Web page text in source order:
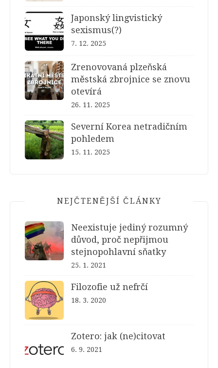
Japonský lingvistický
sexismus(?)
7. 12. 2025
Zrenovovaná plzeňská
městská zbrojnice se znovu
otevírá
26. 11. 2025
Severní Korea netradičním
pohledem
15. 11. 2025
NEJČTENĚJŠÍ ČLÁNKY
Neexistuje jediný rozumný
důvod, proč nepřijmou
stejnopohlavní sňatky
25. 1. 2021
Filozofie už nefrčí
18. 3. 2020
Zotero: jak (ne)citovat
6. 9. 2021